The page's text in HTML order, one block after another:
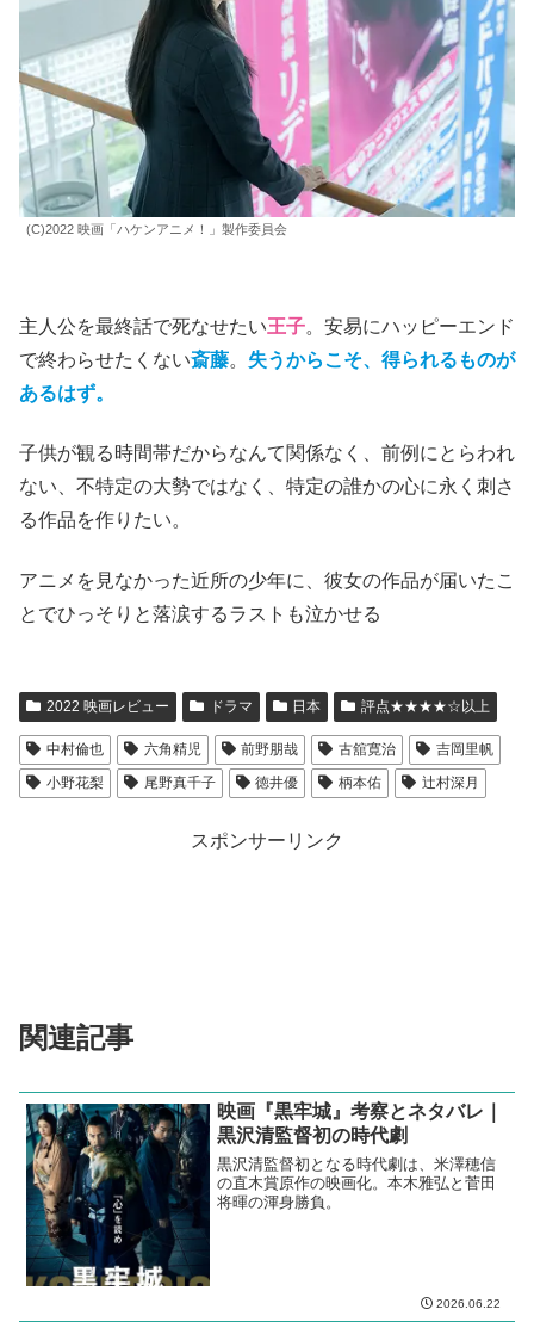
(C)2022 映画「ハケンアニメ！」製作委員会
主人公を最終話で死なせたい王子。安易にハッピーエンド
で終わらせたくない斎藤。 失うからこそ、得られるものが
あるはず。
子供が観る時間帯だからなんて関係なく、前例にとらわれ
ない、不特定の大勢ではなく、特定の誰かの心に永く刺さ
る作品を作りたい。
アニメを見なかった近所の少年に、彼女の作品が届いたこ
とでひっそりと落涙するラストも泣かせる
2022 映画レビュー ドラマ 日本 評点★★★★☆以上
中村倫也 六角精児 前野朋哉 古舘寛治
吉岡里帆
小野花梨
尾野真千子 徳井優 柄本佑 辻村深月
スポンサーリンク
関連記事
映画『黒牢城』考察とネタバレ｜
黒沢清監督初の時代劇
黒沢清監督初となる時代劇は、米澤穂信
の直木賞原作の映画化。本木雅弘と菅田
将暉の渾身勝負。
2026.06.22